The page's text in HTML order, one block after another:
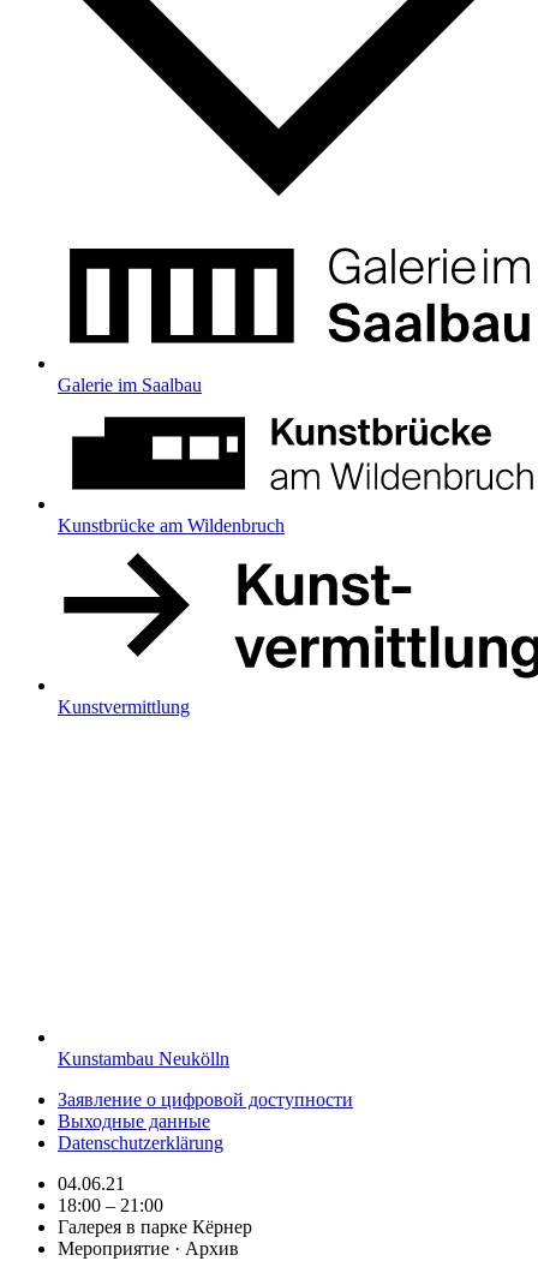
Galerie im Saalbau
Kunstbrücke am Wildenbruch
Kunstvermittlung
Kunstambau Neukölln
Заявление о цифровой доступности
Выходные данные
Datenschutzerklärung
04.06.21
18:00 – 21:00
Галерея в парке Кёрнер
Мероприятие · Архив